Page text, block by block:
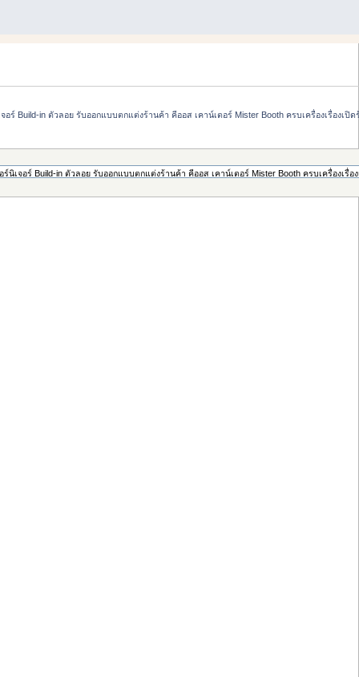
Build-in ตัวลอย รับออกแบบตกแต่งร้านค้า คีออส เคาน์เตอร์ Mister Booth ครบเครื่องเรื่องเปิ